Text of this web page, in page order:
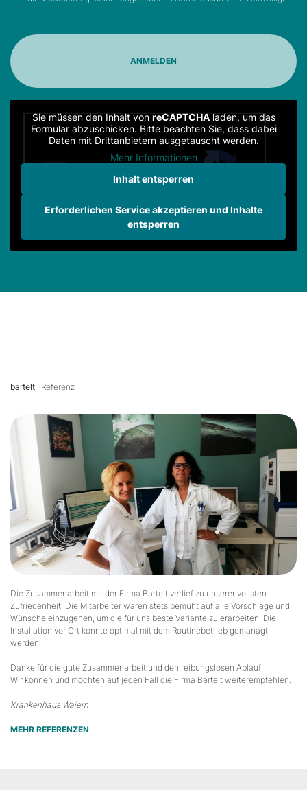
Sie müssen den Inhalt vonreCAPTCHAladen, um das
Formular abzuschicken. Bitte beachten Sie, dass dabei
Daten mit Drittanbietern ausgetauscht werden.
Mehr Informationen
Inhalt entsperren
Erforderlichen Service akzeptieren und Inhalte
entsperren
bartelt | Referenz
Die Zusammenarbeit mit der Firma Bartelt verlief zu unserer vollsten
Zufriedenheit. Die Mitarbeiter waren stets bemüht auf alle Vorschläge und
Wünsche einzugehen, um die für uns beste Variante zu erarbeiten. Die
Installation vor Ort konnte optimal mit dem Routinebetrieb gemanagt
werden.
Danke für die gute Zusammenarbeit und den reibungslosen Ablauf!
Wir können und möchten auf jeden Fall die Firma Bartelt weiterempfehlen.
Krankenhaus Waiern
MEHR REFERENZEN